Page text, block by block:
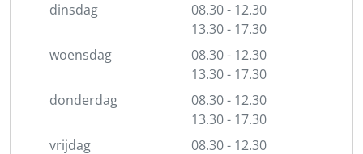
dinsdag
08.30 - 12.30
13.30 - 17.30
woensdag
08.30 - 12.30
13.30 - 17.30
donderdag
08.30 - 12.30
13.30 - 17.30
vrijdag
08.30 - 12.30